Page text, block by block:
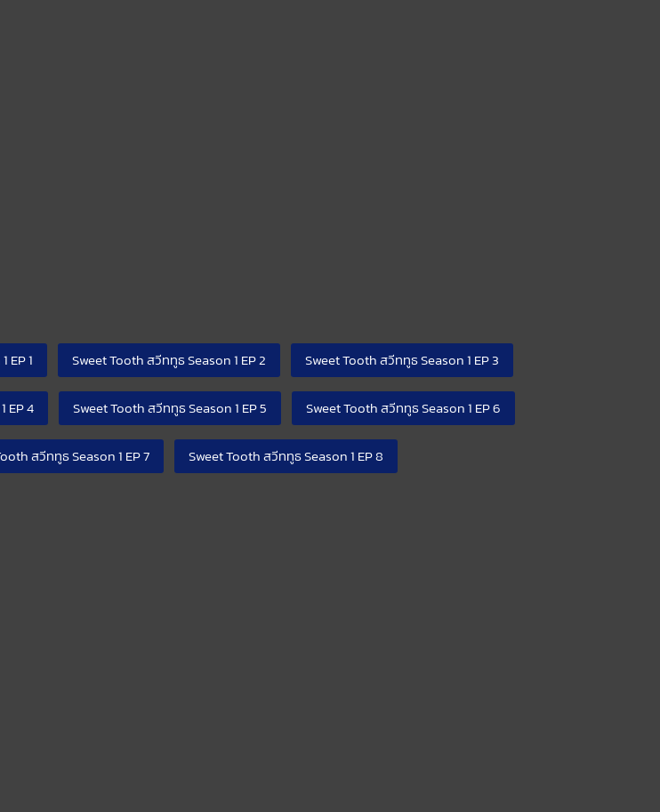
EP 1 Sweet Tooth สวีททูธ Season 1 EP 2 Sweet Tooth สวีททูธ Season 1 EP 3
EP 4 Sweet Tooth สวีททูธ Season 1 EP 5 Sweet Tooth สวีททูธ Season 1 EP 6
สวีททูธ Season 1 EP 7 Sweet Tooth สวีททูธ Season 1 EP 8